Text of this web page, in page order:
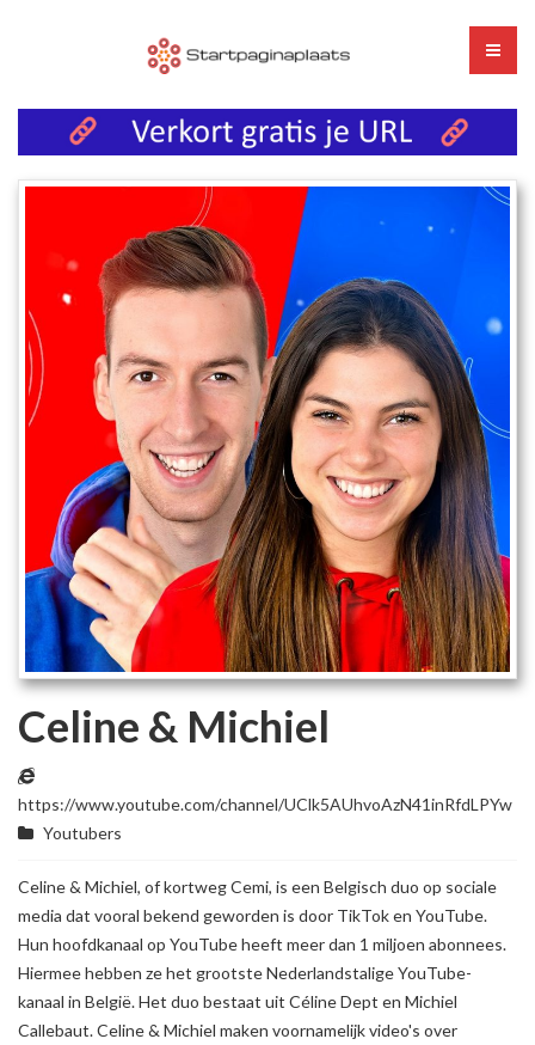
Celine & Michiel
https://www.youtube.com/channel/UClk5AUhvoAzN41inRfdLPYw
Youtubers
Celine & Michiel, of kortweg Cemi, is een Belgisch duo op sociale
media dat vooral bekend geworden is door TikTok en YouTube.
Hun hoofdkanaal op YouTube heeft meer dan 1 miljoen abonnees.
Hiermee hebben ze het grootste Nederlandstalige YouTube-
kanaal in België. Het duo bestaat uit Céline Dept en Michiel
Callebaut. Celine & Michiel maken voornamelijk video's over